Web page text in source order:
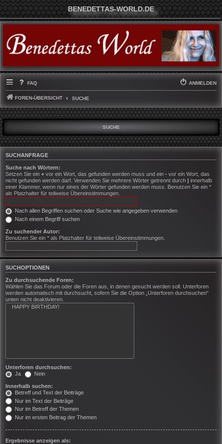
BENEDETTAS-WORLD.DE
FAQ ANMELDEN
FOREN-ÜBERSICHT SUCHE
SUCHE
SUCHANFRAGE
Suche nach Wörtern:
Setzen Sie ein + vor ein Wort, das gefunden werden muss und ein - vor ein Wort, das
nicht gefunden werden darf. Verwenden Sie mehrere Wörter getrennt durch
innerhalb
einer Klammer, wenn nur eines der Wörter gefunden werden muss. Benutzen Sie ein *
als Platzhalter für teilweise Übereinstimmungen.
Nach allen Begriffen suchen oder Suche wie angegeben verwenden
Nach einem Begriff suchen
Zu suchender Autor:
Benutzen Sie ein * als Platzhalter für teilweise Übereinstimmungen.
SUCHOPTIONEN
Zu durchsuchende Foren:
Wählen Sie das Forum oder die Foren aus, in denen gesucht werden soll. Unterforen
werden automatisch mit durchsucht, sofern Sie die Option „Unterforen durchsuchen“
unten nicht deaktivieren.
Unterforen durchsuchen:
Ja
Nein
Innerhalb suchen:
Betreff und Text der Beiträge
Nur im Text der Beiträge
Nur im Betreff der Themen
Nur im ersten Beitrag der Themen
Ergebnisse anzeigen als: